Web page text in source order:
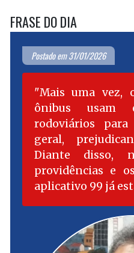
FRASE DO DIA
Postado em 31/01/2026
Mais uma vez,
ônibus usam
rodoviários
geral,
Diante disso,
providências e
aplicativo 99 já